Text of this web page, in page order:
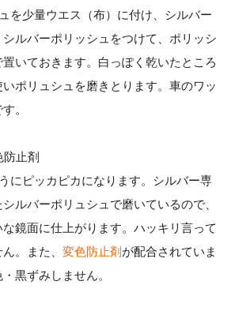
を少量ウエス（布）に付け、シルバー
ルバーポリッシュをつけて、ポリッシ
置いておきます。白っぽく乾いたところ
ポリュシュを磨きとります。車のワッ
。
にピッカピカになります。シルバー専
ルバーポリュシュで磨いているので、
鏡面に仕上がります。ハッキリ言って
。また、 変色防止剤 が配合されていま
黒ずみしません。